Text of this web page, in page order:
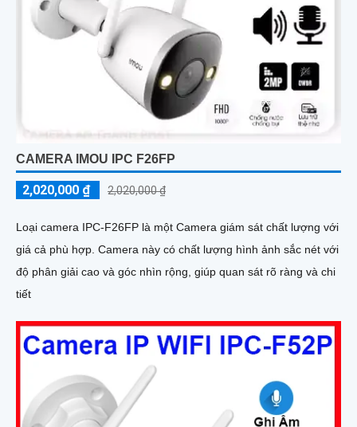
CAMERA IMOU IPC F26FP
2,020,000 ₫ 2,020,000 ₫
Loại camera IPC-F26FP là một Camera giám sát chất lượng với
giá cả phù hợp. Camera này có chất lượng hình ảnh sắc nét với
độ phân giải cao và góc nhìn rộng, giúp quan sát rõ ràng và chi
tiết